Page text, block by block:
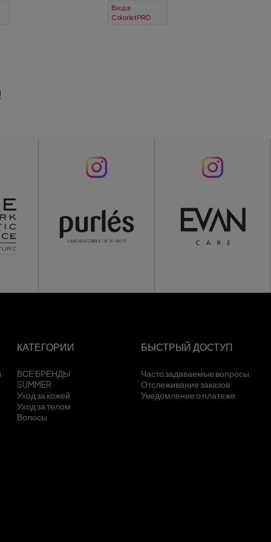
Вход в
ColoristPRO
КАТЕГОРИИ
ВСЕ БРЕНДЫ
SUMMER
Уход за кожей
Уход за телом
Волосы
БЫСТРЫЙ ДОСТУП
Часто задаваемые вопросы
Отслеживание заказов
Уведомление о платеже